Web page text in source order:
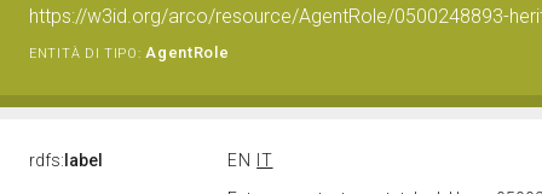
https://w3id.org/arco/resource/AgentRole/0500248893-
ENTITÀ DI TIPO: AgentRole
rdfs: label EN
IT